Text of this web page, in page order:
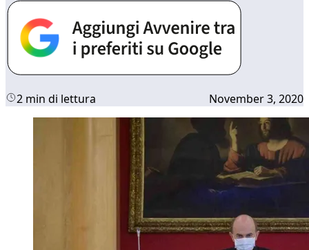
2 min di lettura November 3, 2020